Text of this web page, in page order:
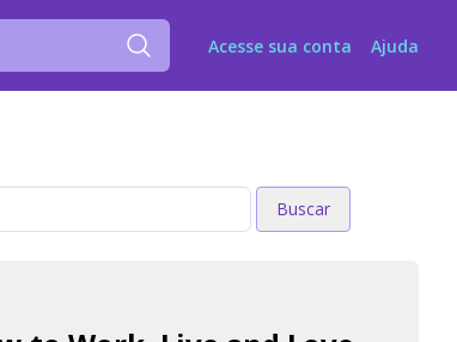
Buscar Acesse sua conta Ajuda
Buscar